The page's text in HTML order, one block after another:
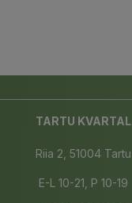
TARTU KVARTAL
Riia 2, 51004 Tartu
E-L 10-21, P 10-19